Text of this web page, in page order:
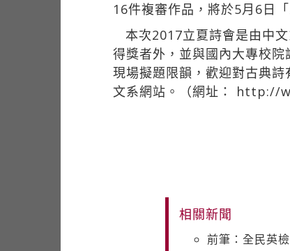
16件複審作品，將於5月6日
本次2017立夏詩會是由中
得獎者外，並與國內大專校
現場擬題限韻，歡迎對古典
文系網站。（網址： http://
相關新聞
前筆：全民英